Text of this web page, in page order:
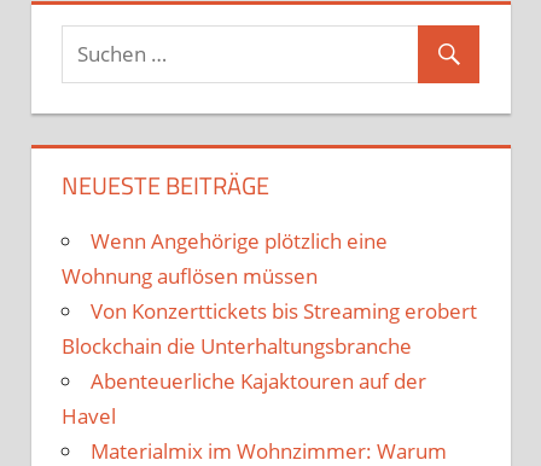
NEUESTE BEITRÄGE
Wenn Angehörige plötzlich eine
Wohnung auflösen müssen
Von Konzerttickets bis Streaming erobert
Blockchain die Unterhaltungsbranche
Abenteuerliche Kajaktouren auf der
Havel
Materialmix im Wohnzimmer: Warum